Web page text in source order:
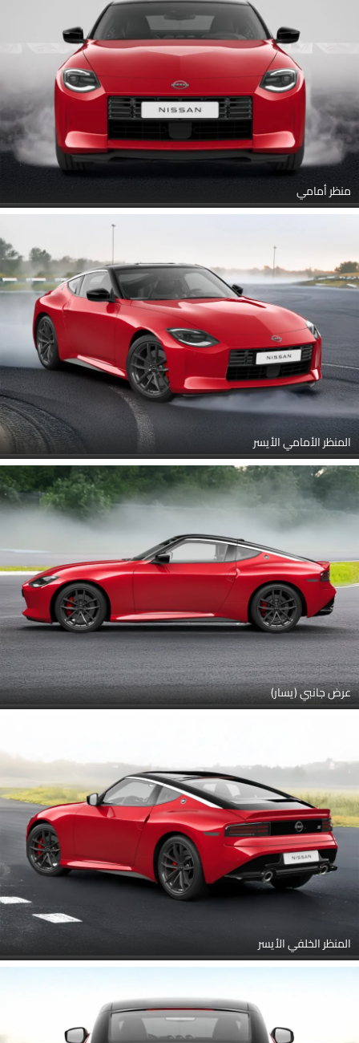
منظر أمامي
المنظر الأمامي الأيسر
عرض جانبي (يسار)
المنظر الخلفي الأيسر